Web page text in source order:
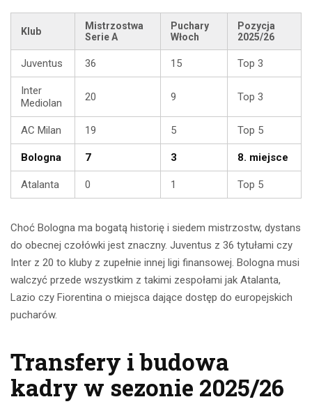
Klub
Mistrzostwa
Serie A
Puchary
Włoch
Pozycja
2025/26
Juventus 36 15 Top 3
Inter
Mediolan
20 9 Top 3
AC Milan 19 5 Top 5
Bologna 7 3 8. miejsce
Atalanta 0 1 Top 5
Choć Bologna ma bogatą historię i siedem mistrzostw, dystans
do obecnej czołówki jest znaczny. Juventus z 36 tytułami czy
Inter z 20 to kluby z zupełnie innej ligi finansowej. Bologna musi
walczyć przede wszystkim z takimi zespołami jak Atalanta,
Lazio czy Fiorentina o miejsca dające dostęp do europejskich
pucharów.
Transfery i budowa
kadry w sezonie 2025/26